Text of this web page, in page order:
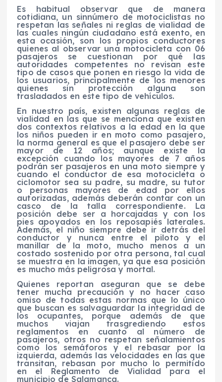
Es habitual observar que de manera
cotidiana, un sinnúmero de motociclistas no
respetan las señales ni reglas de vialidad de
las cuales ningún ciudadano está exento, en
esta ocasión, son los propios conductores
quienes al observar una motocicleta con 06
pasajeros se cuestionan por qué las
autoridades competentes no revisan este
tipo de casos que ponen en riesgo la vida de
los usuarios, principalmente de los menores
quienes sin protección alguna son
trasladados en este tipo de vehículos.
En nuestro país, existen algunas reglas de
vialidad en las que se menciona que existen
dos contextos relativos a la edad en la que
los niños pueden ir en moto como pasajero,
la norma general es que el pasajero debe ser
mayor de 12 años; aunque existe la
excepción cuando los mayores de 7 años
podrán ser pasajeros en una moto siempre y
cuando el conductor de esa motocicleta o
ciclomotor sea su padre, su madre, su tutor
o personas mayores de edad por ellos
autorizadas, además deberán contar con un
casco de la talla correspondiente. La
posición debe ser a horcajadas y con los
pies apoyados en los reposapiés laterales.
Además, el niño siempre debe ir detrás del
conductor y nunca entre el piloto y el
manillar de la moto, mucho menos a un
costado sostenido por otra persona, tal cual
se muestra en la imagen, ya que esa posición
es mucho más peligrosa y mortal.
Quienes reportan aseguran que se debe
tener mucha precaución y no hacer caso
omiso de todas estas normas que lo único
que buscan es salvaguardar la integridad de
los ocupantes, porque además de que
muchos viajan trasgrediendo estos
reglamentos en cuanto al número de
pasajeros, otros no respetan señalamientos
como los semáforos y el rebasar por la
izquierda, además las velocidades en las que
transitan, rebasan por mucho lo permitido
en el Reglamento de Vialidad para el
municipio de Salamanca.